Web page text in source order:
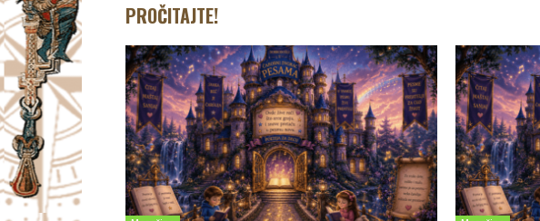
PROČITAJTE!